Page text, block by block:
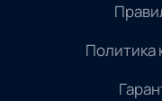
Политика